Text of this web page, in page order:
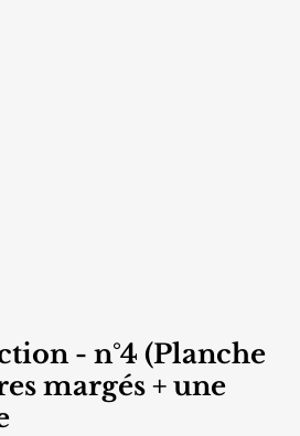
- n°4 (Planche
margés + une